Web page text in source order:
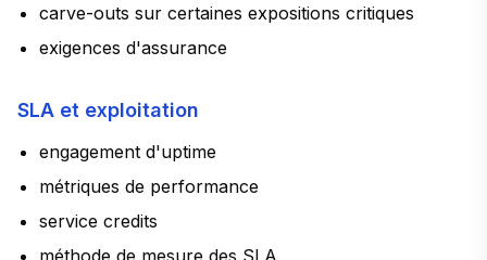
carve-outs sur certaines expositions critiques
exigences d'assurance
SLA et exploitation
engagement d'uptime
métriques de performance
service credits
méthode de mesure des SLA